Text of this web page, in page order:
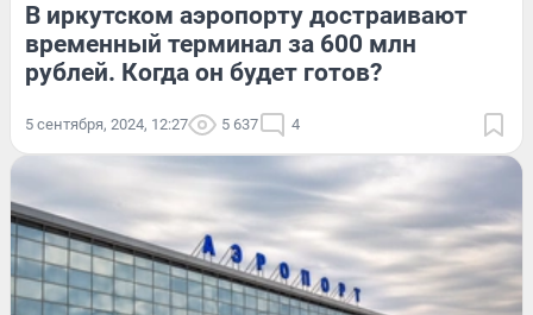
В иркутском аэропорту достраивают
временный терминал за 600 млн
рублей. Когда он будет готов?
5 сентября, 2024, 12:27 5 637 4